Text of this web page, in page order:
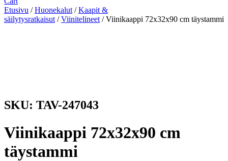
Etusivu /Huonekalut /Kaapit &
säilytysratkaisut /Viinitelineet / Viinikaappi 72x32x90 cm täystammi
SKU: TAV-247043
Viinikaappi 72x32x90 cm
täystammi